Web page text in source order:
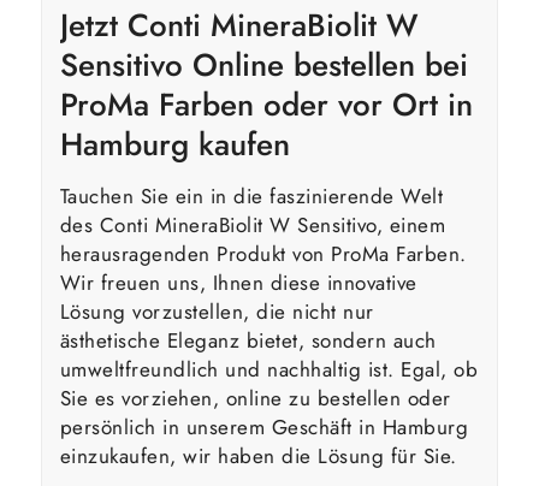
Jetzt Conti MineraBiolit W
Sensitivo Online bestellen bei
ProMa Farben oder vor Ort in
Hamburg kaufen
Tauchen Sie ein in die faszinierende Welt
des Conti MineraBiolit W Sensitivo, einem
herausragenden Produkt von ProMa Farben.
Wir freuen uns, Ihnen diese innovative
Lösung vorzustellen, die nicht nur
ästhetische Eleganz bietet, sondern auch
umweltfreundlich und nachhaltig ist. Egal, ob
Sie es vorziehen, online zu bestellen oder
persönlich in unserem Geschäft in Hamburg
einzukaufen, wir haben die Lösung für Sie.